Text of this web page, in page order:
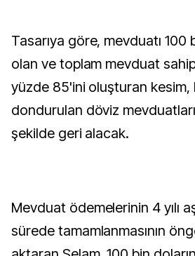
Tasarıya göre, mevduatı 100
olan ve toplam mevduat
yüzde 85'ini oluşturan kesim,
dondurulan döviz
şekilde geri alacak.
Mevduat ödemelerinin 4 yılı
sürede tamamlanmasının